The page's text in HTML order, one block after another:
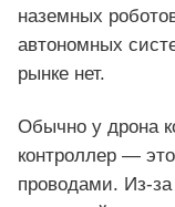
наземных
автономных
рынке нет.
Обычно у дрона
контроллер —
проводами. Из-